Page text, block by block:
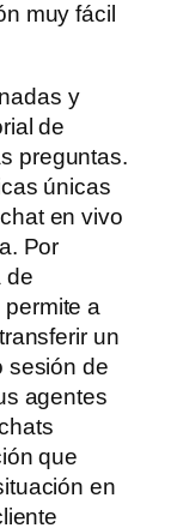
muy fácil
y
de
preguntas.
únicas
en vivo
Por
de
a
un
sesión de
agentes
que
en